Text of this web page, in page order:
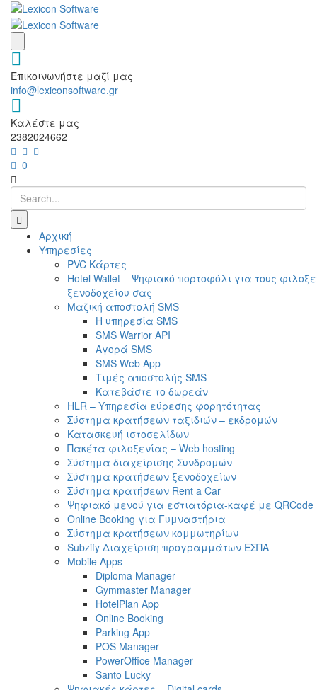
Επικοινωνήστε μαζί μας
info@lexiconsoftware.gr
Καλέστε μας
2382024662
0
Αρχική
Υπηρεσίες
PVC Κάρτες
Hotel Wallet – Ψηφιακό πορτοφόλι για τους
ξενοδοχείου σας
Μαζική αποστολή SMS
Η υπηρεσία SMS
SMS Warrior API
Αγορά SMS
SMS Web App
Τιμές αποστολής SMS
Κατεβάστε το δωρεάν
HLR – Υπηρεσία εύρεσης φορητότητας
Σύστημα κρατήσεων ταξιδιών – εκδρομών
Κατασκευή ιστοσελίδων
Πακέτα φιλοξενίας – Web hosting
Σύστημα διαχείρισης Συνδρομών
Σύστημα κρατήσεων ξενοδοχείων
Σύστημα κρατήσεων Rent a Car
Ψηφιακό μενού για εστιατόρια-καφέ με QRCode
Online Booking για Γυμναστήρια
Σύστημα κρατήσεων κομμωτηρίων
Subzify Διαχείριση προγραμμάτων ΕΣΠΑ
Mobile Apps
Diploma Manager
Gymmaster Manager
HotelPlan App
Online Booking
Parking App
POS Manager
PowerOffice Manager
Santo Lucky